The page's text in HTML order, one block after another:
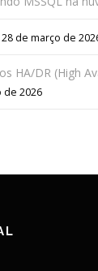
28 de março de
HA/DR (High
de 2026